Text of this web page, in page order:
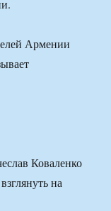
Армении
Коваленко
на